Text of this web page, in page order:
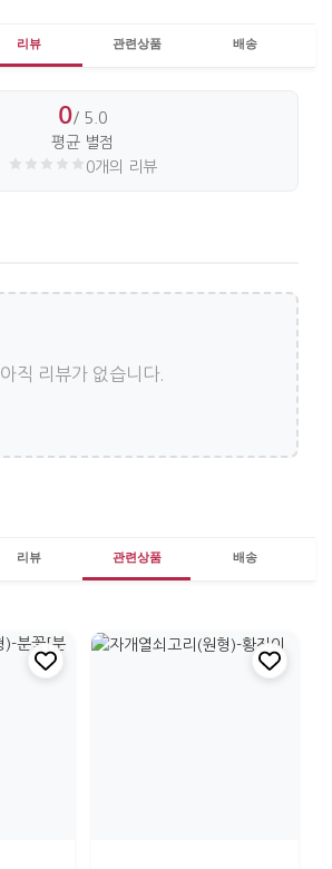
리뷰 관련상품 배송
0/ 5.0
평균 별점
0개의 리뷰
아직 리뷰가 없습니다.
리뷰 관련상품 배송